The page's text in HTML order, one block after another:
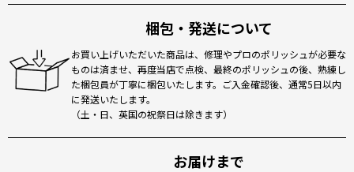
梱包・発送について
お買い上げいただいた商品は、修理やプロのポリッシュが必要な
ものは済ませ、再度当店で点検、最終のポリッシュの後、熟練し
た梱包員が丁寧に梱包いたします。ご入金確認後、通常5日以内
に発送いたします。
（土・日、英国の祝祭日は除きます）
お届けまで